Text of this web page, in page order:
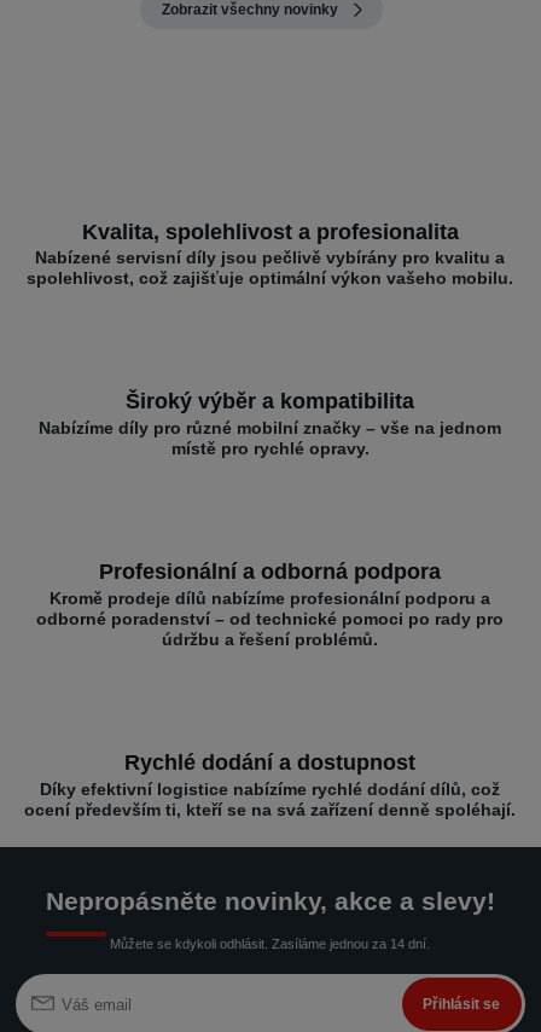
Zobrazit všechny novinky
Kvalita, spolehlivost a profesionalita
Nabízené servisní díly jsou pečlivě vybírány pro kvalitu a
spolehlivost, což zajišťuje optimální výkon vašeho mobilu.
Široký výběr a kompatibilita
Nabízíme díly pro různé mobilní značky – vše na jednom
místě pro rychlé opravy.
Profesionální a odborná podpora
Kromě prodeje dílů nabízíme profesionální podporu a
odborné poradenství – od technické pomoci po rady pro
údržbu a řešení problémů.
Rychlé dodání a dostupnost
Díky efektivní logistice nabízíme rychlé dodání dílů, což
ocení především ti, kteří se na svá zařízení denně spoléhají.
Nepropásněte novinky, akce a slevy!
Můžete se kdykoli odhlásit. Zasíláme jednou za 14 dní.
Přihlásit se